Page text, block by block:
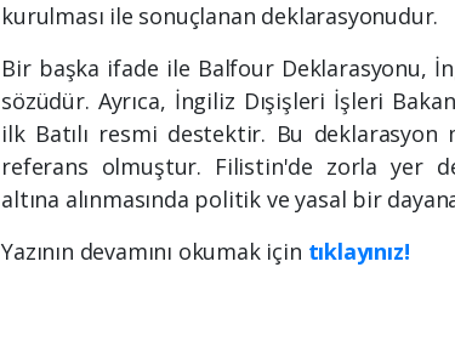
kurulması ile sonuçlanan deklarasyonudur.
Bir başka ifade ile Balfour Deklarasyonu,
sözüdür. Ayrıca, İngiliz Dışişleri İşleri
ilk Batılı resmi destektir. Bu deklarasyon
referans olmuştur. Filistin'de zorla yer
altına alınmasında politik ve yasal bir
Yazının devamını okumak için tıklayınız!